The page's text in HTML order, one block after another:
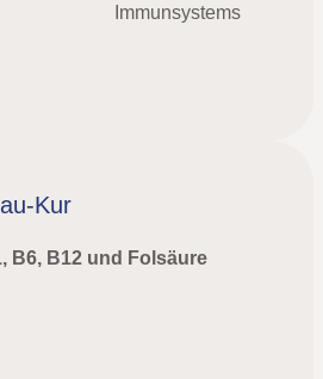
Immunsystems
Kur
B6, B12 und Folsäure